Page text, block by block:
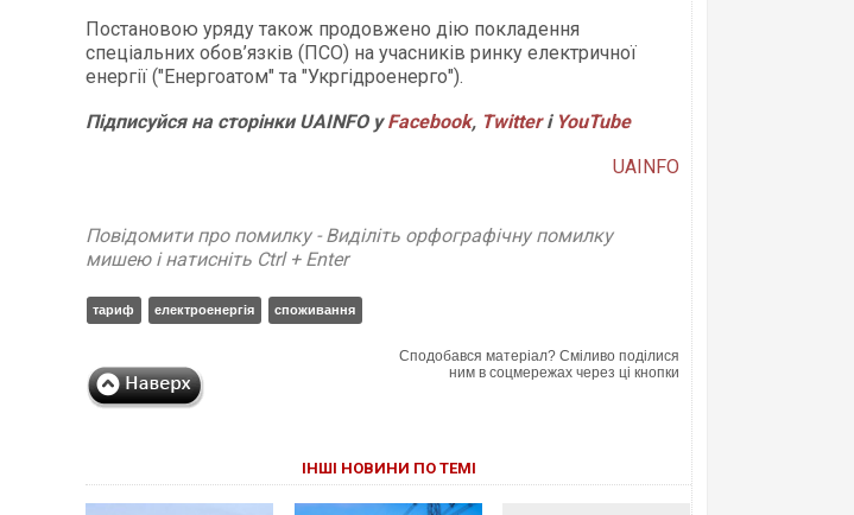
Постановою уряду також продовжено дію покладення
спеціальних обов’язків (ПСО) на учасників ринку електричної
енергії ("Енергоатом" та "Укргідроенерго").
Підписуйся на сторінки UAINFO уFacebook, Twitterі YouTube
UAINFO
Повідомити про помилку - Виділіть орфографічну помилку
мишею і натисніть Ctrl + Enter
тариф електроенергія споживання
Сподобався матеріал? Сміливо поділися
ним в соцмережах через ці кнопки
ІНШІ НОВИНИ ПО ТЕМІ